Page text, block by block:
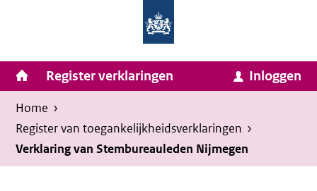
inhoud
van
Zaken
en
Koninkrijksrelaties
Homepage
van
Invulassistent
Toegankelijkheidsverklaring
Toegankelijkheidsverklaring
Hoofdnavigatie
Register verklaringen Inloggen
Kruimelpad
U
bevindt
zich
hier:
Home ›
Register van toegankelijkheids­verklaringen ›
Verklaring van Stembureauleden Nijmegen